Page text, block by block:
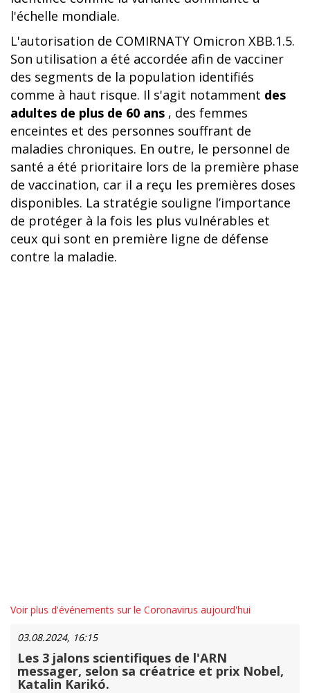
l'échelle mondiale.
L'autorisation de COMIRNATY Omicron XBB.1.5.
Son utilisation a été accordée afin de vacciner
des segments de la population identifiés
comme à haut risque. Il s'agit notamment des
adultes de plus de 60 ans , des femmes
enceintes et des personnes souffrant de
maladies chroniques. En outre, le personnel de
santé a été prioritaire lors de la première phase
de vaccination, car il a reçu les premières doses
disponibles. La stratégie souligne l’importance
de protéger à la fois les plus vulnérables et
ceux qui sont en première ligne de défense
contre la maladie.
Voir plus d'événements sur le Coronavirus aujourd'hui
03.08.2024, 16:15
Les 3 jalons scientifiques de l'ARN
messager, selon sa créatrice et prix Nobel,
Katalin Karikó.